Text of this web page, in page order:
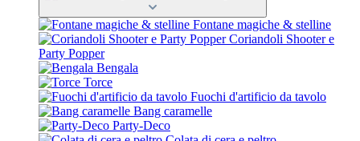
Fontane magiche & stelline
Coriandoli Shooter e
Party Popper
Bengala
Torce
Fuochi d'artificio da tavolo
Bang caramelle
Party-Deco